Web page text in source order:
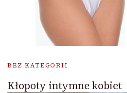
BEZ KATEGORII
Kłopoty intymne kobiet